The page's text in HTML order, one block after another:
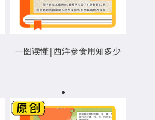
一图读懂|西洋参食用知多少